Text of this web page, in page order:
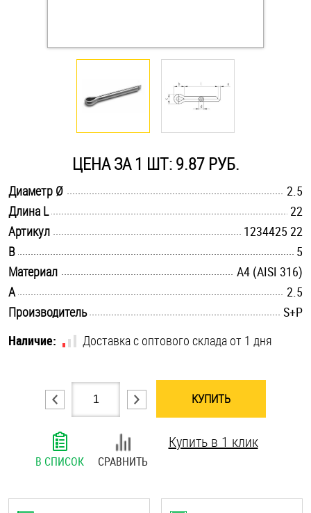
Крюки, кольца с шурупной резьбой
Оснастка и аксессуары для яхт
Саморезы и шурупы
Стопорные кольца
Хомуты
Шплинты
Штифты и пальцы
ЦЕНА ЗА 1 ШТ: 9.87 РУБ.
Диаметр Ø
2.5
Длина L
22
Артикул
1234425 22
B
5
Материал
A4 (AISI 316)
A
2.5
Производитель
S+P
Наличие:
Доставка с оптового склада от 1 дня
КУПИТЬ
В СПИСОК СРАВНИТЬ
Купить в 1 клик